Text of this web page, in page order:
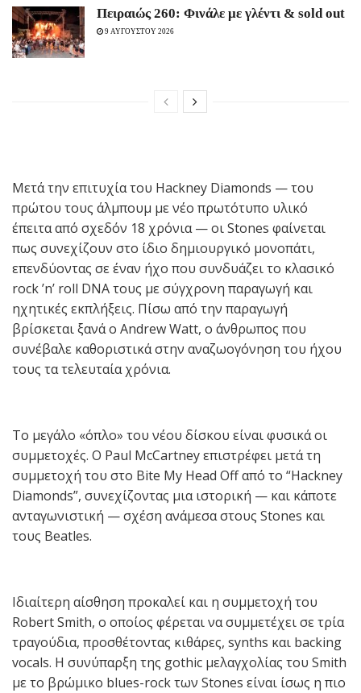
Πειραιώς 260: Φινάλε με γλέντι & sold out
9 ΑΥΓΟΥΣΤΟΥ 2026
Μετά την επιτυχία του Hackney Diamonds — του
πρώτου τους άλμπουμ με νέο πρωτότυπο υλικό
έπειτα από σχεδόν 18 χρόνια — οι Stones φαίνεται
πως συνεχίζουν στο ίδιο δημιουργικό μονοπάτι,
επενδύοντας σε έναν ήχο που συνδυάζει το κλασικό
rock ’n’ roll DNA τους με σύγχρονη παραγωγή και
ηχητικές εκπλήξεις. Πίσω από την παραγωγή
βρίσκεται ξανά ο Andrew Watt, ο άνθρωπος που
συνέβαλε καθοριστικά στην αναζωογόνηση του ήχου
τους τα τελευταία χρόνια.
Το μεγάλο «όπλο» του νέου δίσκου είναι φυσικά οι
συμμετοχές. Ο Paul McCartney επιστρέφει μετά τη
συμμετοχή του στο Bite My Head Off από το “Hackney
Diamonds”, συνεχίζοντας μια ιστορική — και κάποτε
ανταγωνιστική — σχέση ανάμεσα στους Stones και
τους Beatles.
Ιδιαίτερη αίσθηση προκαλεί και η συμμετοχή του
Robert Smith, ο οποίος φέρεται να συμμετέχει σε τρία
τραγούδια, προσθέτοντας κιθάρες, synths και backing
vocals. Η συνύπαρξη της gothic μελαγχολίας του Smith
με το βρώμικο blues-rock των Stones είναι ίσως η πιο